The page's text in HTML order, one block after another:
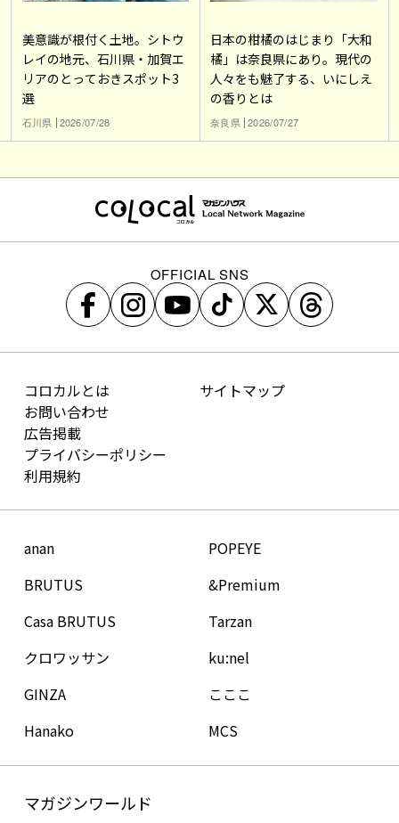
美意識が根付く土地。シトウ
レイの地元、石川県・加賀エ
リアのとっておきスポット3
選
石川県 2026/07/28
日本の柑橘のはじまり「大和
橘」は奈良県にあり。現代の
人々をも魅了する、いにしえ
の香りとは
奈良県 2026/07/27
OFFICIAL SNS
コロカルとは
お問い合わせ
広告掲載
プライバシーポリシー
利用規約
サイトマップ
anan
BRUTUS
Casa BRUTUS
クロワッサン
GINZA
Hanako
POPEYE
&Premium
Tarzan
ku:nel
こここ
MCS
マガジンワールド